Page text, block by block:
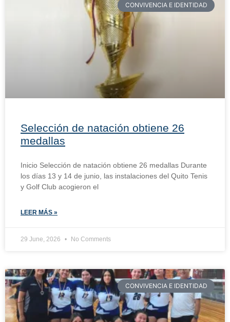
CONVIVENCIA E IDENTIDAD
Selección de natación obtiene 26
medallas
Inicio Selección de natación obtiene 26 medallas Durante
los días 13 y 14 de junio, las instalaciones del Quito Tenis
y Golf Club acogieron el
LEER MÁS »
29 June, 2026 No Comments
CONVIVENCIA E IDENTIDAD